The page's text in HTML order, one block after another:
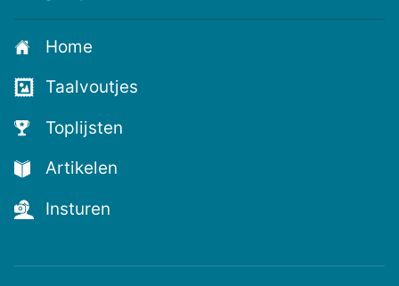
voor
de
nieuwste
voutjes
en
de
voutste
nieuwtjes!
Home
Taalvoutjes
Toplijsten
Artikelen
Insturen